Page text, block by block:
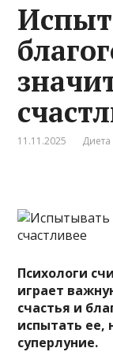
11.11.2025 Диета
Психологи
играет
счастья и
испытать ее,
суперлуние.